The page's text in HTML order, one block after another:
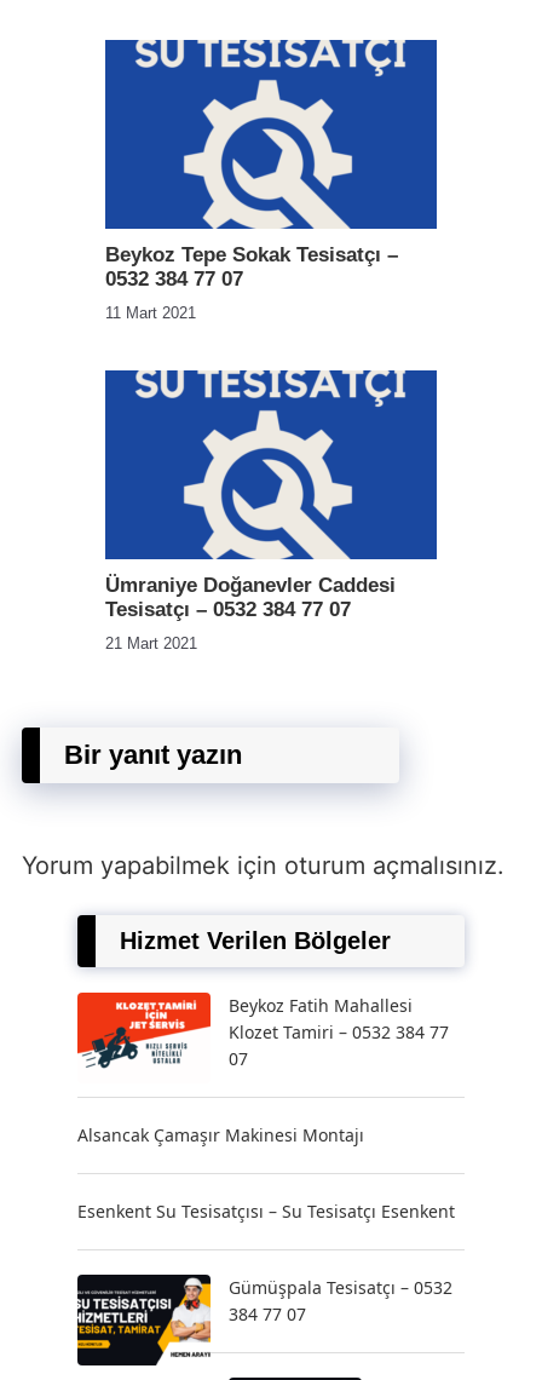
Beykoz Tepe Sokak Tesisatçı –
0532 384 77 07
11 Mart 2021
Ümraniye Doğanevler Caddesi
Tesisatçı – 0532 384 77 07
21 Mart 2021
Bir yanıt yazın
Yorum yapabilmek için oturum açmalısınız.
Hizmet Verilen Bölgeler
Beykoz Fatih Mahallesi
Klozet Tamiri – 0532 384 77
07
Alsancak Çamaşır Makinesi Montajı
Esenkent Su Tesisatçısı – Su Tesisatçı Esenkent
Gümüşpala Tesisatçı – 0532
384 77 07